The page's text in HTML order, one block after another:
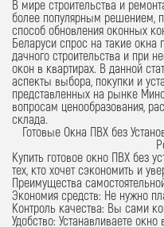
В мире строительства и
более популярным решением,
способ обновления оконных
Беларуси спрос на такие окна
дачного строительства и при
окон в квартирах. В данной
аспекты выбора, покупки и
представленных на рынке
вопросам ценообразования,
склада.
Готовые Окна ПВХ без
Купить готовое окно ПВХ без
тех, кто хочет сэкономить и
Преимущества
Экономия средств: Не нужно
Контроль качества: Вы сами
Удобство: Устанавливаете